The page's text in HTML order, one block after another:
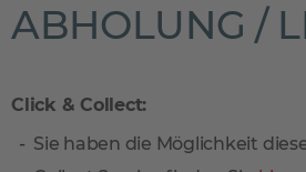
ABHOLUNG /
Click & Collect:
Sie haben die Möglichkeit